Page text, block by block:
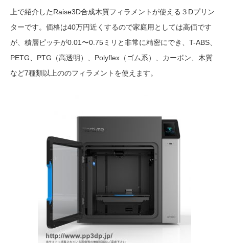
上で紹介したRaise3D合成木質フィラメントが使える３Dプリン
ターです。価格は40万円近くするので家庭用としては高価です
が、積層ピッチが0.01〜0.75ミリと非常に精密にでき、T-ABS、
PETG、PTG（高透明）、Polyflex（ゴム系）、カーボン、木質
など7種類以上ののフィラメントを使えます。